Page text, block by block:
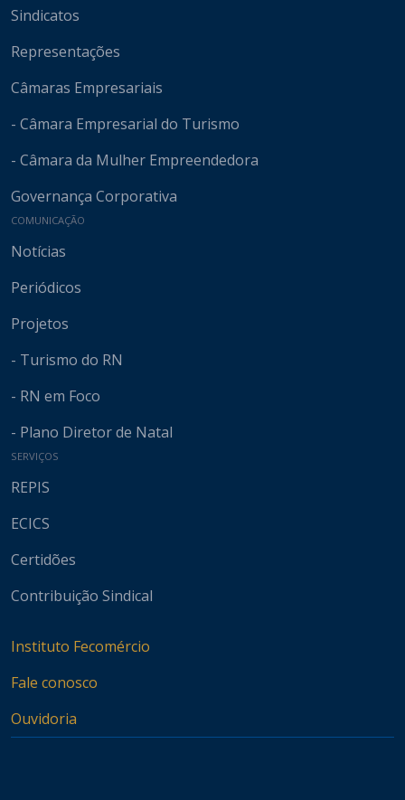
Sindicatos
Representações
Câmaras Empresariais
- Câmara Empresarial do Turismo
- Câmara da Mulher Empreendedora
Governança Corporativa
COMUNICAÇÃO
Notícias
Periódicos
Projetos
- Turismo do RN
- RN em Foco
- Plano Diretor de Natal
SERVIÇOS
REPIS
ECICS
Certidões
Contribuição Sindical
Instituto Fecomércio
Fale conosco
Ouvidoria